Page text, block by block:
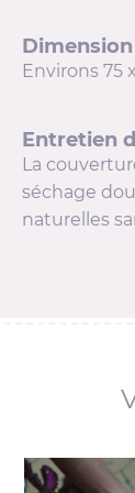
Environs 75
Entretien
La
séchage
naturelles